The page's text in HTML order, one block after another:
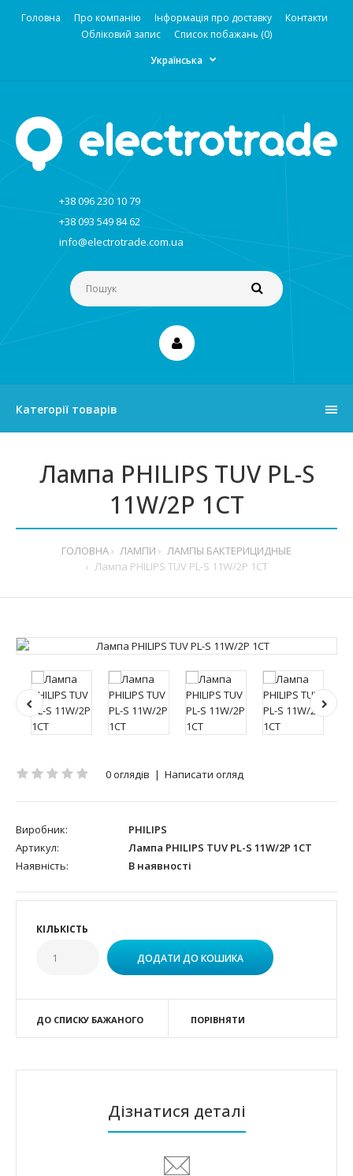
Головна Про компанію Інформація про доставку
Контакти
Обліковий запис
Список побажань (0)
Українська
+38 096 230 10 79
+38 093 549 84 62
info@electrotrade.com.ua
Категорії товарів
Лампа PHILIPS TUV PL-S
11W/2P 1CT
ГОЛОВНА ЛАМПИ
ЛАМПЫ БАКТЕРИЦИДНЫЕ
Лампа PHILIPS TUV PL-S 11W/2P 1CT
0 оглядів | Написати огляд
Виробник:
PHILIPS
Артикул:
Лампа PHILIPS TUV PL-S 11W/2P 1CT
Наявність:
В наявності
КІЛЬКІСТЬ
ДО СПИСКУ БАЖАНОГО ПОРІВНЯТИ
Дізнатися деталі